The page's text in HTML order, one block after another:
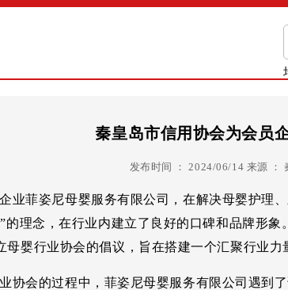
营商促进
信用调解
信用研究
信用评级
信用生活
秦皇岛市信用协会为会员
发布时间 ：2024/06/14 来源 ：
菲姿尼母婴服务有限公司，在解决母婴护理
的理念，在行业内建立了良好的口碑和品牌形
母婴行业协会的倡议，旨在搭建一个汇聚行业力
会的过程中，菲姿尼母婴服务有限公司遇到